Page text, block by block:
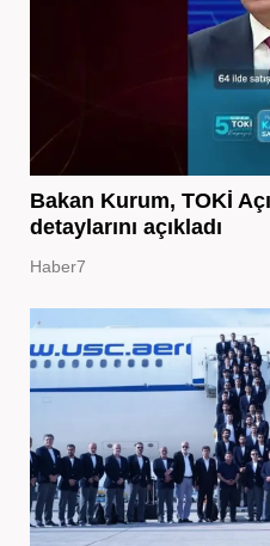
Bakan Kurum, TOKİ
detaylarını açıkladı
Haber7